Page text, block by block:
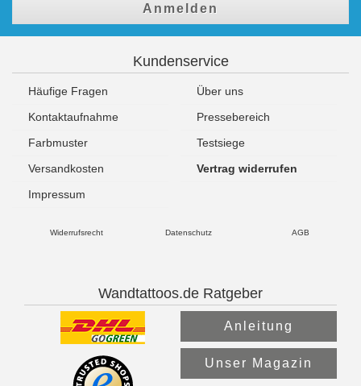
Anmelden
Kundenservice
Häufige Fragen
Über uns
Kontaktaufnahme
Pressebereich
Farbmuster
Testsiege
Versandkosten
Vertrag widerrufen
Impressum
Widerrufsrecht Datenschutz AGB
Wandtattoos.de Ratgeber
Anleitung
Unser Magazin